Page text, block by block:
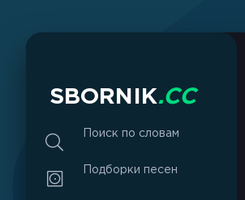
S BO R N K.CC
Поиск по словам
Подборки песен